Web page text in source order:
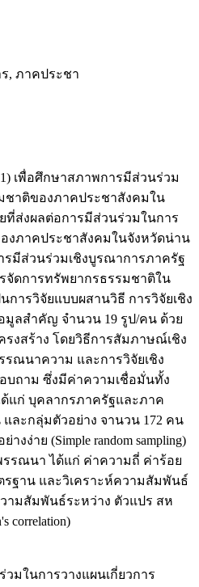
, ภาคประชา
เพื่อศึกษาสภาพการมีส่วนร่วม
ชาติของภาคประชาสังคมใน
ที่ส่งผลต่อการมีส่วนร่วมในการ
งภาคประชาสังคมในจังหวัดน่าน
รมีส่วนร่วมเชิงบูรณาการภาครัฐ
จัดการทรัพยากรธรรมชาติใน
การวิจัยแบบผสานวิธี การวิจัยเชิง
ลสำคัญ จำนวน 19 รูป/คน ด้วย
งสร้าง โดยวิธีการสัมภาษณ์เชิง
ณนาความ และการวิจัยเชิง
บถาม ซึ่งมีค่าความเชื่อมั่นทั้ง
ด้แก่ บุคลากรภาครัฐและภาค
ละกลุ่มตัวอย่าง จานวน 172 คน
ง่าย (Simple random sampling)
รรณนา ได้แก่ ค่าความถี่ ค่าร้อย
รฐาน และวิเคราะห์ความสัมพันธ์
ามสัมพันธ์ระหว่าง ตัวแปร สห
correlation)
มในการวางแผนเกี่ยวการ